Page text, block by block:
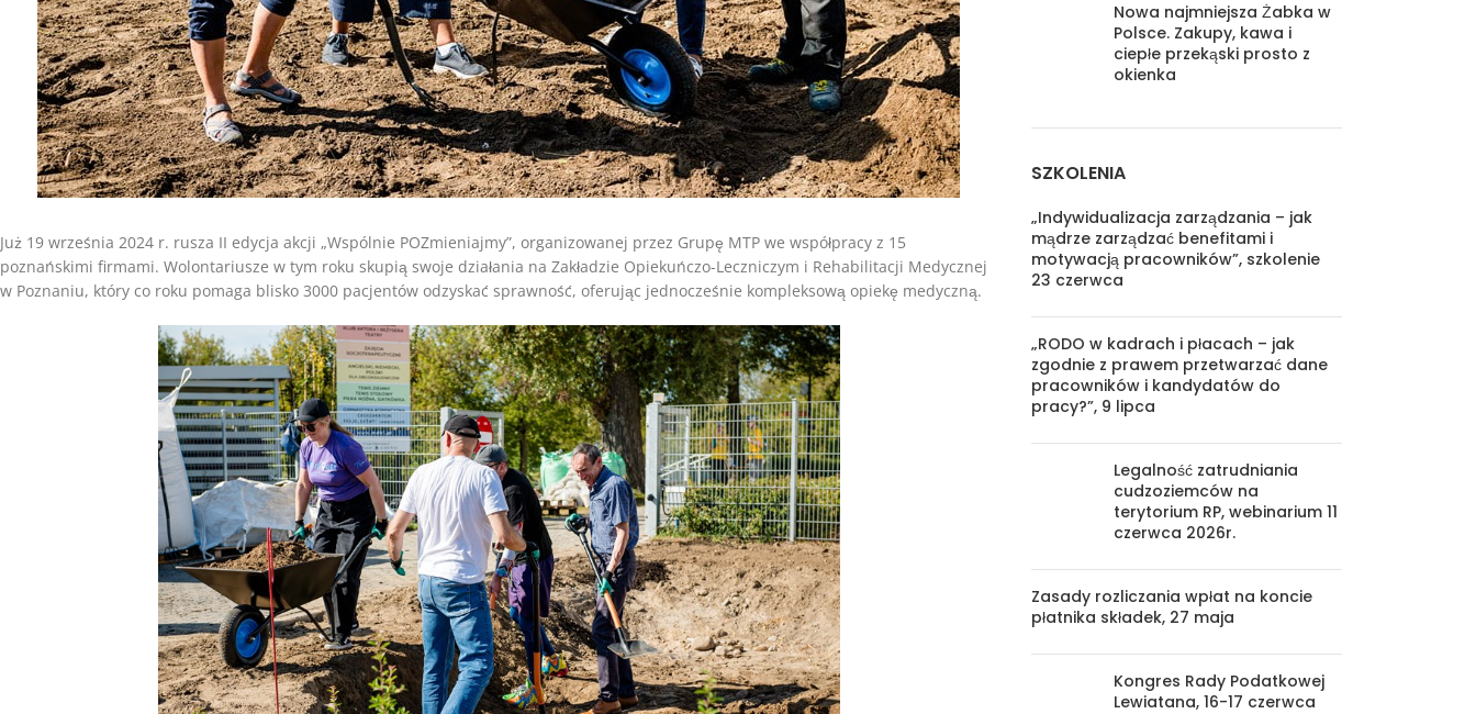
Już 19 września 2024 r. rusza II edycja akcji „Wspólnie POZmieniajmy”, organizowanej przez Grupę MTP we współpracy z 15
poznańskimi firmami. Wolontariusze w tym roku skupią swoje działania na Zakładzie Opiekuńczo-Leczniczym i Rehabilitacji Medycznej
w Poznaniu, który co roku pomaga blisko 3000 pacjentów odzyskać sprawność, oferując jednocześnie kompleksową opiekę medyczną.
Nowa najmniejsza Żabka w
Polsce. Zakupy, kawa i
ciepłe przekąski prosto z
okienka
SZKOLENIA
„Indywidualizacja zarządzania – jak
mądrze zarządzać benefitami i
motywacją pracowników”, szkolenie
23 czerwca
„RODO w kadrach i płacach – jak
zgodnie z prawem przetwarzać dane
pracowników i kandydatów do
pracy?”, 9 lipca
Legalność zatrudniania
cudzoziemców na
terytorium RP, webinarium 11
czerwca 2026r.
Zasady rozliczania wpłat na koncie
płatnika składek, 27 maja
Kongres Rady Podatkowej
Lewiatana, 16-17 czerwca